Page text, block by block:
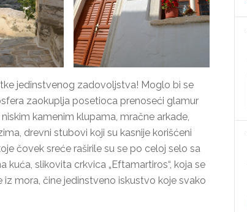
jedinstvenog zadovoljstva! Moglo bi se
zaokuplja posetioca prenoseći glamur
kamenim klupama, mračne arkade,
drevni stubovi koji su kasnije korišćeni
čovek sreće raširile su se po celoj selo sa
slikovita crkvica „Eftamartiros“, koja se
mora, čine jedinstveno iskustvo koje svako